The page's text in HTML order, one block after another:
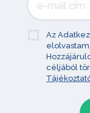
Az
céljából